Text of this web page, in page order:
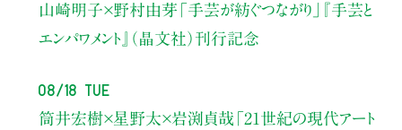
山崎明子×野村由芽 「手芸が紡ぐつながり」
『手芸と
エンパワメント』（晶文社）刊行記念
08/18 Tue
筒井宏樹×星野太×岩渕貞哉 「21世紀の現代アート